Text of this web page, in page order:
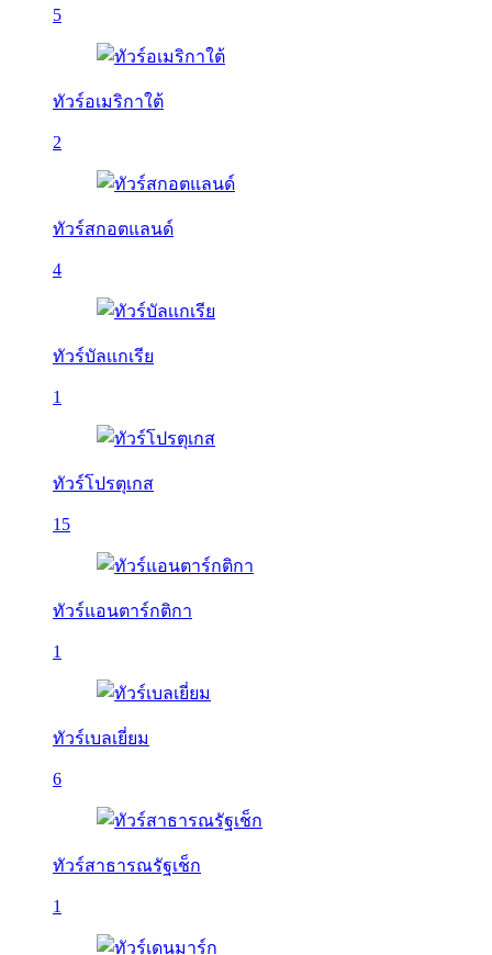
5
ทัวร์อเมริกาใต้
2
ทัวร์สกอตแลนด์
4
ทัวร์บัลเเกเรีย
1
ทัวร์โปรตุเกส
15
ทัวร์แอนตาร์กติกา
1
ทัวร์เบลเยี่ยม
6
ทัวร์สาธารณรัฐเช็ก
1